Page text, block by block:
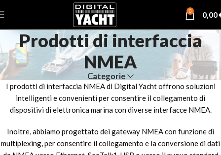
0 0,00
Prodotti di interfaccia
NMEA
Categorie
I prodotti di interfaccia NMEA di Digital Yacht offrono soluzioni
intelligenti e convenienti per consentire il collegamento di
dispositivi di elettronica marina con diverse interfacce NMEA.
Inoltre, abbiamo progettato dei gateway NMEA con funzione di
multiplexing, per consentire il collegamento e la conversione di dati